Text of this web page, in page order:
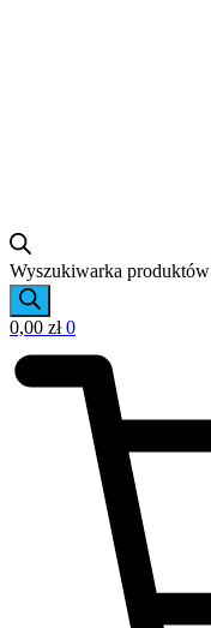
Wyszukiwarka produktów
0,00 zł 0